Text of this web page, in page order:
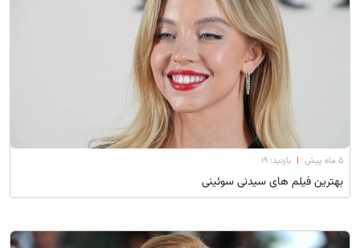
۵ ماه پیش | بازدید: 19
بهترین فیلم های سیدنی سوئینی